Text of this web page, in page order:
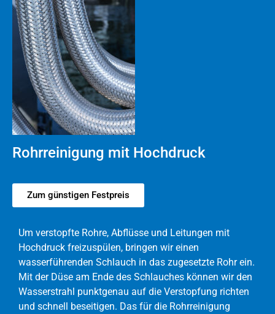
Rohrreinigung mit Hochdruck
Zum günstigen Festpreis
Um verstopfte Rohre, Abflüsse und Leitungen mit
Hochdruck freizuspülen, bringen wir einen
wasserführenden Schlauch in das zugesetzte Rohr ein.
Mit der Düse am Ende des Schlauches können wir den
Wasserstrahl punktgenau auf die Verstopfung richten
und schnell beseitigen. Das für die Rohrreinigung